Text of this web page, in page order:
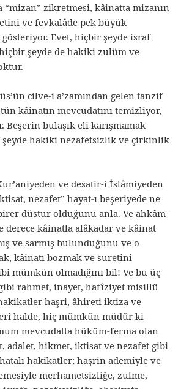
“mizan” zikretmesi, kâinatta mizanın
ve fevkalâde pek büyük
Evet, hiçbir şeyde israf
şeyde de hakiki zulüm ve
cilve-i a’zamından gelen tanzif
kâinatın mevcudatını temizliyor,
Beşerin bulaşık eli karışmamak
şeyde hakiki nezafetsizlik ve çirkinlik
ve desatir-i İslâmiyeden
nezafet” hayat-ı beşeriyede ne
düstur olduğunu anla. Ve ahkâm-
derece kâinatla alâkadar ve kâinat
ve sarmış bulunduğunu ve o
kâinatı bozmak ve suretini
mümkün olmadığını bil! Ve bu üç
gibi rahmet, inayet, hafîziyet misillü
haşri, âhireti iktiza ve
halde, hiç mümkün müdür ki
mevcudatta hüküm-ferma olan
adalet, hikmet, iktisat ve nezafet gibi
hakikatler; haşrin ademiyle ve
merhametsizliğe, zulme,